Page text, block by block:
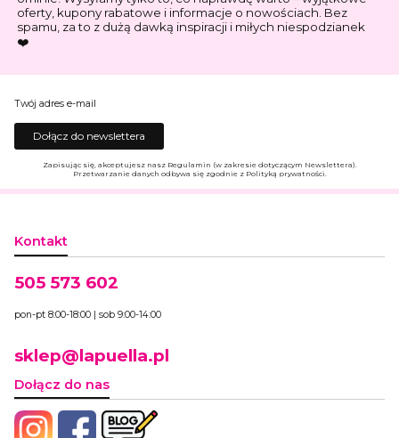
oferty, kupony rabatowe i informacje o nowościach. Bez
spamu, za to z dużą dawką inspiracji i miłych niespodzianek
❤️
Twój adres e-mail
Dołącz do newslettera
Zapisując się, akceptujesz nasz Regulamin (w zakresie dotyczącym Newslettera).
Przetwarzanie danych odbywa się zgodnie z Polityką prywatności.
Kontakt
505 573 602
pon-pt 8:00-18:00 | sob 9:00-14:00
sklep@lapuella.pl
Dołącz do nas